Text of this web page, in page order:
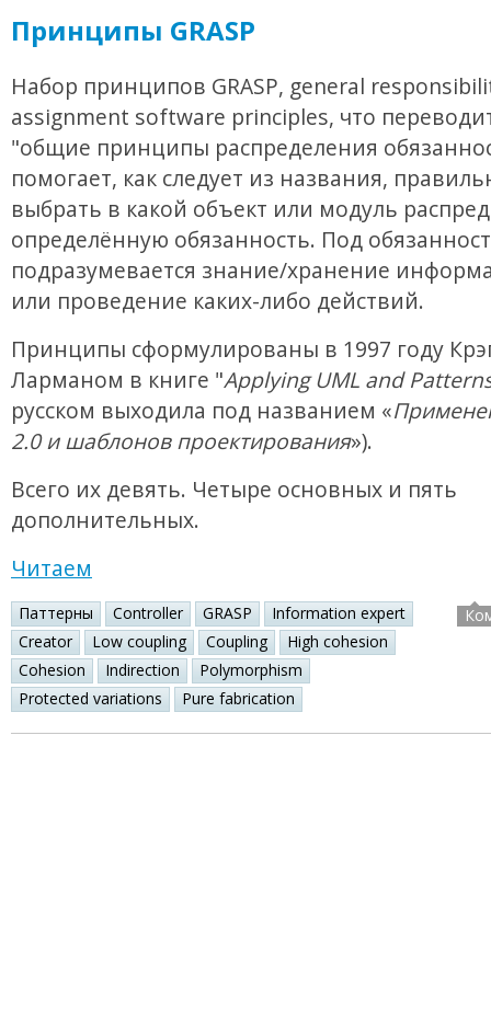
Принципы GRASP
Набор принципов GRASP, general
assignment software principles, что
"общие принципы распределения
помогает, как следует из названия,
выбрать в какой объект или модуль
определённую обязанность. Под
подразумевается знание/хранение
или проведение каких-либо действий.
Принципы сформулированы в 1997 году
Ларманом в книге "Applying UML and
русском выходила под названием «
2.0 и шаблонов проектирования»).
Всего их девять. Четыре основных и пять
дополнительных.
Читаем
Паттерны Controller GRASP
Information expert
Creator
Low coupling Coupling
High cohesion
Cohesion
Indirection
Polymorphism
Protected variations
Pure fabrication